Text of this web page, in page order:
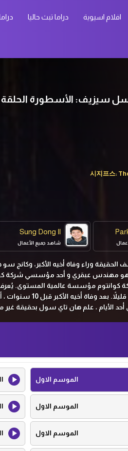
افلام اسيوية دراما تبث حاليا
시지프스:
Sung Dong Il
شاهد جميع الأعمال
وراء وفاة أخيه الأكبر، وكانج سو
هو مهندس عبقري و أحد مؤسسي شركة
كوانتوم مؤسسة عالمية المستوى. يُعرف
الموظف المعجزة والبطل في كوريا ، لكن الواقع
الأيام ، علم هان تاي سول بحقيقة غير
الموسم الاول
الموسم الاول
الموسم الاول